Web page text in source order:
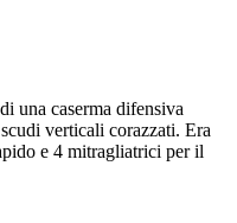
una caserma difensiva
verticali corazzati. Era
e 4 mitragliatrici per il